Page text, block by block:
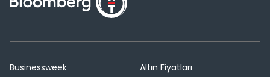
Businessweek
Altın Fiyatları